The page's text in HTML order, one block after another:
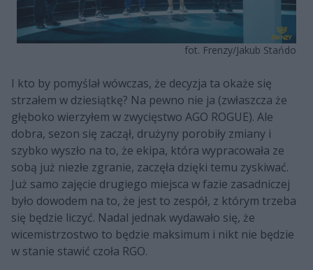
fot. Frenzy/Jakub Stańdo
I kto by pomyślał wówczas, że decyzja ta okaże się
strzałem w dziesiątkę? Na pewno nie ja (zwłaszcza że
głęboko wierzyłem w zwycięstwo AGO ROGUE). Ale
dobra, sezon się zaczął, drużyny porobiły zmiany i
szybko wyszło na to, że ekipa, która wypracowała ze
sobą już niezłe zgranie, zaczęła dzięki temu zyskiwać.
Już samo zajęcie drugiego miejsca w fazie zasadniczej
było dowodem na to, że jest to zespół, z którym trzeba
się będzie liczyć. Nadal jednak wydawało się, że
wicemistrzostwo to będzie maksimum i nikt nie będzie
w stanie stawić czoła RGO.